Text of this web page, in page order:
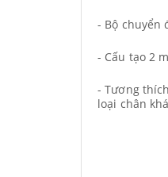
- Bộ chuyển
- Cấu tạo 2
- Tương
loại chân